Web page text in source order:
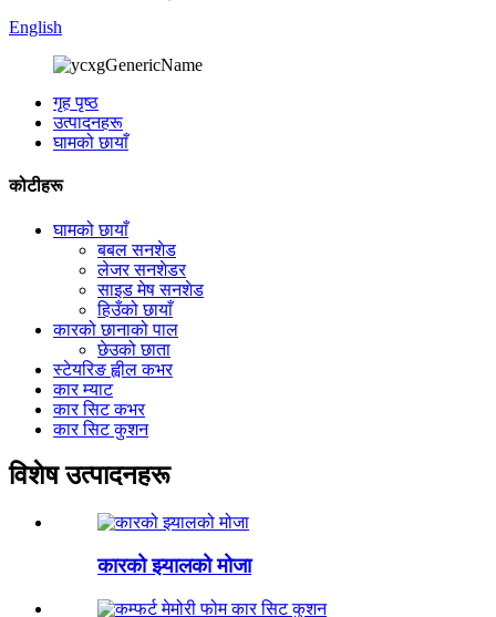
English
गृह पृष्ठ
उत्पादनहरू
घामको छायाँ
कोटीहरू
घामको छायाँ
बबल सनशेड
लेजर सनशेडर
साइड मेष सनशेड
हिउँको छायाँ
कारको छानाको पाल
छेउको छाता
स्टेयरिङ ह्वील कभर
कार म्याट
कार सिट कभर
कार सिट कुशन
विशेष उत्पादनहरू
कारको झ्यालको मोजा